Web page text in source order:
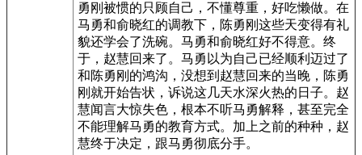
勇刚被惯的只顾自己，不懂尊重，好吃懒做。在
马勇和俞晓红的调教下，陈勇刚这些天变得有礼
貌还学会了洗碗。马勇和俞晓红好不得意。终
于，赵慧回来了。马勇以为自己已经顺利迈过了
和陈勇刚的鸿沟，没想到赵慧回来的当晚，陈勇
刚就开始告状，诉说这几天水深火热的日子。赵
慧闻言大惊失色，根本不听马勇解释，甚至完全
不能理解马勇的教育方式。加上之前的种种，赵
慧终于决定，跟马勇彻底分手。